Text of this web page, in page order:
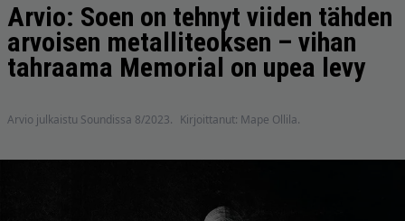
Arvio: Soen on tehnyt viiden tähden
arvoisen metalliteoksen – vihan
tahraama Memorial on upea levy
Arvio julkaistu Soundissa 8/2023. Kirjoittanut: Mape Ollila.